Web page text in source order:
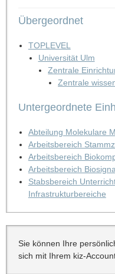
Übergeordnet
TOPLEVEL
Universität Ulm
Zentrale
Zentrale
Untergeordnete
Abteilung Molekulare
Arbeitsbereich
Arbeitsbereich
Arbeitsbereich
Stabsbereich
Infrastrukturbereiche
Sie können Ihre
sich mit Ihrem kiz-